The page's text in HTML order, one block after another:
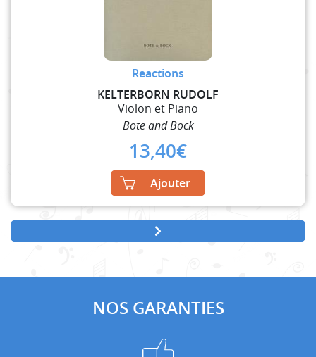
Reactions
KELTERBORN RUDOLF
Violon et Piano
Bote and Bock
13,40€
Ajouter
NOS GARANTIES